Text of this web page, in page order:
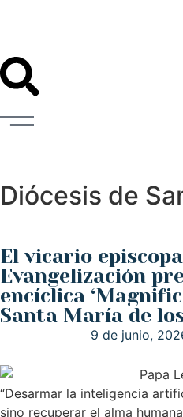
Diócesis de
El vicario
Evangelización
encíclica
Santa María de
9 de junio,
“Desarmar la inteligencia
sino recuperar el alma